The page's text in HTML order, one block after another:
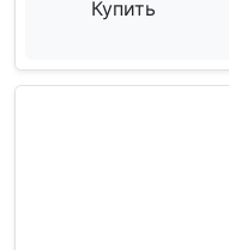
Купить